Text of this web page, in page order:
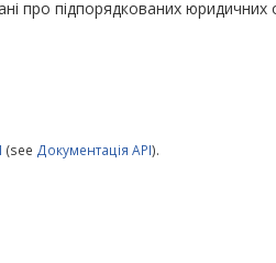
підпорядкованих юридичних
(see Документація API).